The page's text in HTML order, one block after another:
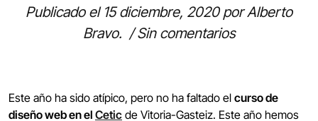
Publicado el 15 diciembre, 2020porAlberto
Bravo. /Sin comentarios
Este año ha sido atípico, pero no ha faltado el curso de
diseño web en el Cetic de Vitoria-Gasteiz. Este año hemos